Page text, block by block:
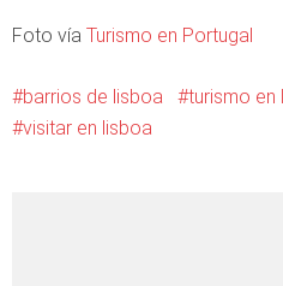
Foto vía Turismo en Portugal
barrios de lisboa turismo en
visitar en lisboa